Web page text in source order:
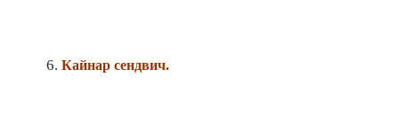
Кайнар сендвич.